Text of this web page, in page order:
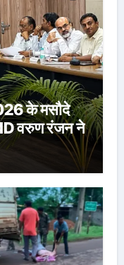
के मसौदे
वरुण रंजन ने